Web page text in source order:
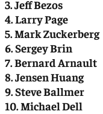
3. Jeff Bezos
4. Larry Page
5. Mark Zuckerberg
6. Sergey Brin
7. Bernard Arnault
8. Jensen Huang
9. Steve Ballmer
10. Michael Dell